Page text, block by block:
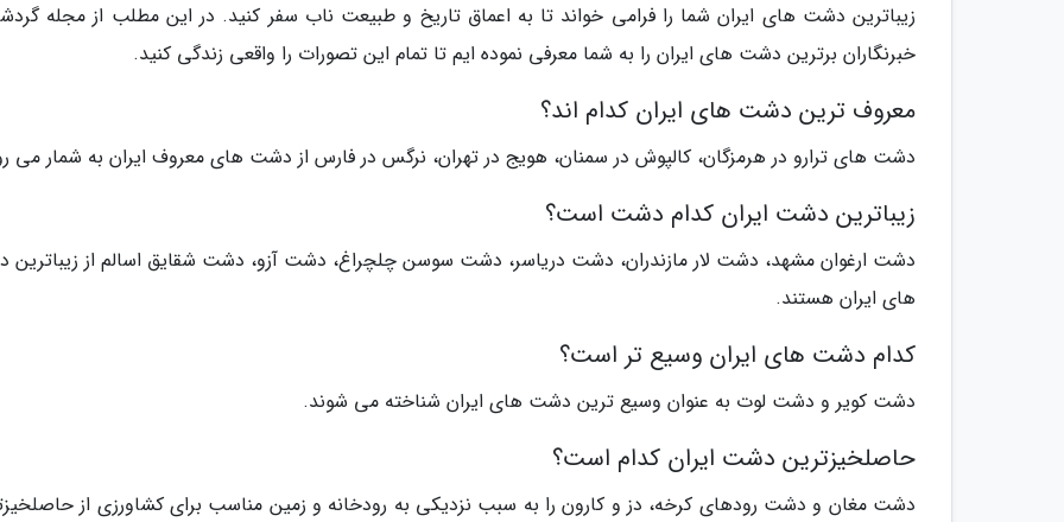
زیباترین دشت های ایران شما را فرامی خواند تا به اعماق تاریخ و طبیعت ناب سفر کنید. در این مطلب از مجله
خبرنگاران برترین دشت های ایران را به شما معرفی نموده ایم تا تمام این تصورات را واقعی زندگی کنید.
معروف ترین دشت های ایران کدام اند؟
دشت های ترارو در هرمزگان، کالپوش در سمنان، هویج در تهران، نرگس در فارس از دشت های معروف ایران به شمار می
زیباترین دشت ایران کدام دشت است؟
دشت ارغوان مشهد، دشت لار مازندران، دشت دریاسر، دشت سوسن چلچراغ، دشت آزو، دشت شقایق اسالم از
های ایران هستند.
کدام دشت های ایران وسیع تر است؟
دشت کویر و دشت لوت به عنوان وسیع ترین دشت های ایران شناخته می شوند.
حاصلخیزترین دشت ایران کدام است؟
دشت مغان و دشت رودهای کرخه، دز و کارون را به سبب نزدیکی به رودخانه و زمین مناسب برای کشاورزی از